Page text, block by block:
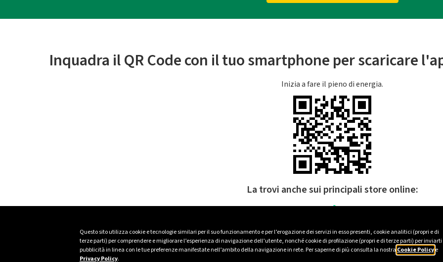
Questo sito utilizza cookie e tecnologie similari per il suo funzionamento e per l’erogazione dei servizi in esso presenti, cookie analitici (propri e di
terze parti) per comprendere e migliorare l’esperienza di navigazione dell’utente, nonché cookie di profilazione (propri e di terze parti) per inviarti
pubblicità in linea con le tue preferenze manifestate nell’ambito della navigazione in rete. Per saperne di più consulta la nostra Cookie Policye
Privacy Policy.
Inquadra il QR Code con il tuo smartphone per scaricare
Inizia a fare il pieno di energia.
La trovi anche sui principali store online: